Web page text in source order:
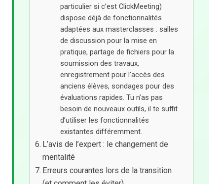
particulier si c’est ClickMeeting)
dispose déjà de fonctionnalités
adaptées aux masterclasses : salles
de discussion pour la mise en
pratique, partage de fichiers pour la
soumission des travaux,
enregistrement pour l’accès des
anciens élèves, sondages pour des
évaluations rapides. Tu n’as pas
besoin de nouveaux outils, il te suffit
d’utiliser les fonctionnalités
existantes différemment.
L’avis de l’expert : le changement de
mentalité
Erreurs courantes lors de la transition